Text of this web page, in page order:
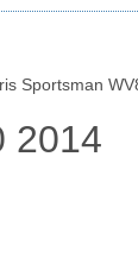
Sportsman
2014